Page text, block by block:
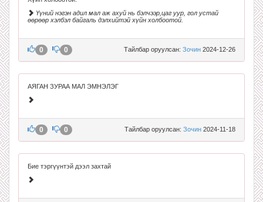
Үүний нэгэн адил мал аж ахуй нь бэлчээр,цаг уур, гол устай
өөрөөр хэлбэл байгаль дэлхийтэй хүйн холбоотой.
Тайлбар оруулсан: Зочин 2024-12-26
0 0
АЯГАН ЗУРАА МАЛ ЭМНЭЛЭГ
Тайлбар оруулсан: Зочин 2024-11-18
0 0
Бие тэргүүнтэй дээл захтай